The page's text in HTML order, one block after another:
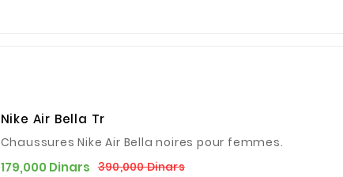
Nike Air Bella Tr
Chaussures Nike Air Bella noires pour femmes.
179,000 Dinars 390,000 DinarsPrix
Prix